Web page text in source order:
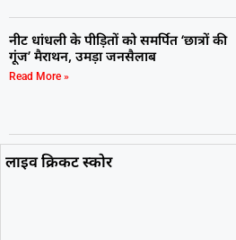
नीट धांधली के पीड़ितों को समर्पित ‘छात्रों की
गूंज’ मैराथन, उमड़ा जनसैलाब
Read More »
लाइव क्रिकट स्कोर